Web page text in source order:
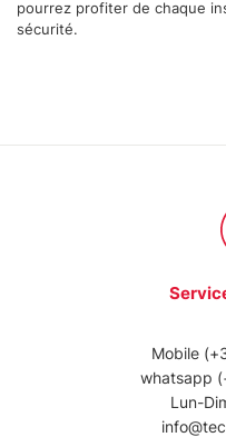
dalla Dichiarazione sui
informazioni sul modo in
con altre informazioni
raccolto dal suo utilizzo
pourrez profiter de chaque
sécurité.
Mobile
whatsapp
Lun-